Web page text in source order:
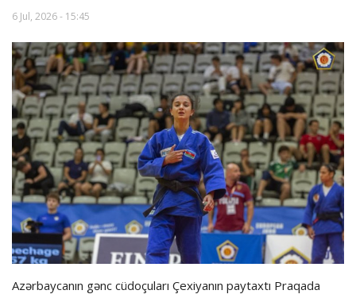
Dünya futbolu
Hadisə
Olimpiada
Layihə
Formula 1
İdman növləri
6 Jul, 2026 - 15:45
Azərbaycanın gənc cüdoçuları Çexiyanın paytaxtı Praqada